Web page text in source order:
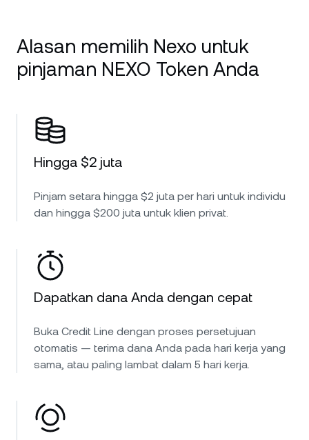
Alasan memilih Nexo untuk
pinjaman NEXO Token Anda
Hingga $2 juta
Pinjam setara hingga $2 juta per hari untuk individu
dan hingga $200 juta untuk klien privat.
Dapatkan dana Anda dengan cepat
Buka Credit Line dengan proses persetujuan
otomatis — terima dana Anda pada hari kerja yang
sama, atau paling lambat dalam 5 hari kerja.